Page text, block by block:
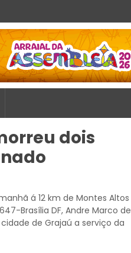
dois
á 12 km de Montes Altos
Brasília DF, Andre Marco de
de Grajaú a serviço da